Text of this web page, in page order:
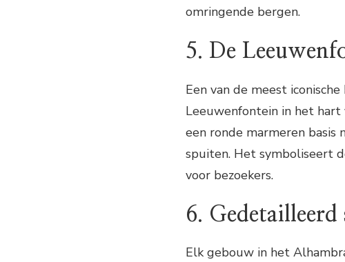
omringende bergen.
5. De
Een van de meest
Leeuwenfontein in het
een ronde marmeren
spuiten. Het symboliseert
voor bezoekers.
6.
Elk gebouw in het